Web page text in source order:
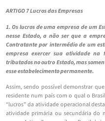
ARTIGO 7 Lucros das Empresas
1. Os lucros de uma empresa de um
nesse Estado, a não ser que a
Contratante por intermédio de um
empresa exercer sua atividade na
tributados no outro Estado, mas
esse estabelecimento permanente.
Assim, sendo possível demonstrar
residente num país com o qual o
“lucros” da atividade operacional
atividade primária ou secundária do